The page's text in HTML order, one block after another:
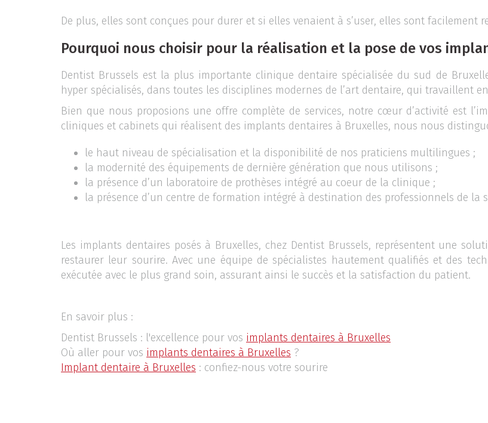
De plus, elles sont conçues pour durer et si elles venaient à s’user, elles sont facilement
Pourquoi nous choisir pour la réalisation et la pose de vos
Dentist Brussels est la plus importante clinique dentaire spécialisée du sud de
hyper spécialisés, dans toutes les disciplines modernes de l’art dentaire, qui travaillent
Bien que nous proposions une offre complète de services, notre cœur d’activité est
cliniques et cabinets qui réalisent des implants dentaires à Bruxelles, nous nous
le haut niveau de spécialisation et la disponibilité de nos praticiens multilingues ;
la modernité des équipements de dernière génération que nous utilisons ;
la présence d’un laboratoire de prothèses intégré au coeur de la clinique ;
la présence d’un centre de formation intégré à destination des professionnels de la
Les implants dentaires posés à Bruxelles, chez Dentist Brussels, représentent une
restaurer leur sourire. Avec une équipe de spécialistes hautement qualifiés et des
exécutée avec le plus grand soin, assurant ainsi le succès et la satisfaction du patient.
En savoir plus :
Dentist Brussels : l'excellence pour vos implants dentaires à Bruxelles
Où aller pour vos implants dentaires à Bruxelles ?
Implant dentaire à Bruxelles : confiez-nous votre sourire